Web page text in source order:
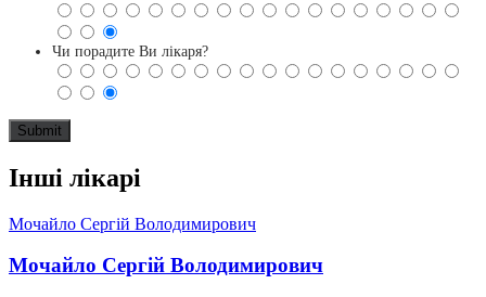
Чи порадите Ви лікаря?
Інші лікарі
Мочайло Сергій Володимирович
Мочайло Сергій Володимирович